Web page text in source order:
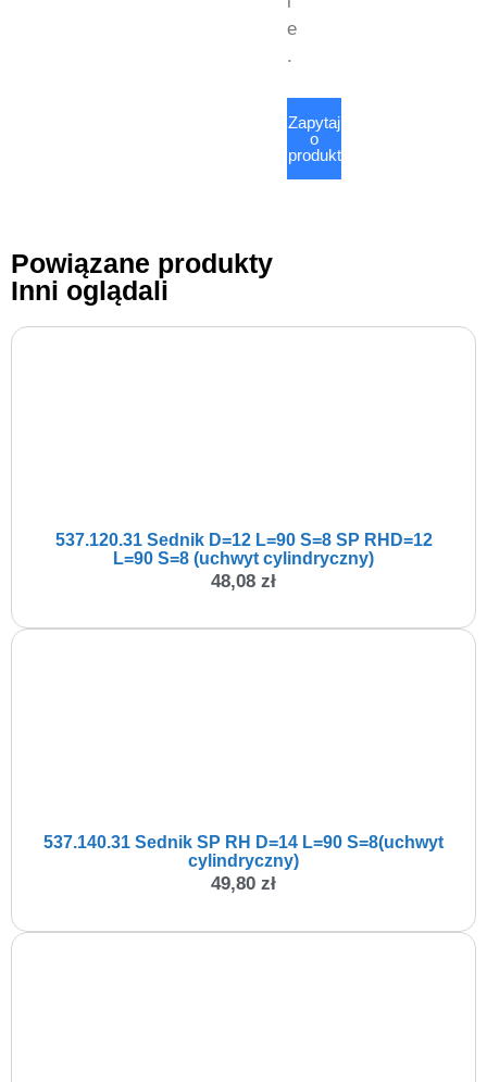
e
.
Zapytaj
o
produkt
Powiązane produkty
Inni oglądali
537.120.31 Sednik D=12 L=90 S=8 SP RHD=12
L=90 S=8 (uchwyt cylindryczny)
48,08 zł
537.140.31 Sednik SP RH D=14 L=90 S=8(uchwyt
cylindryczny)
49,80 zł